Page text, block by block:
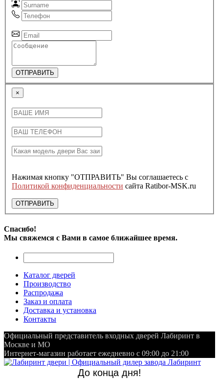
ОТПРАВИТЬ
×
Нажимая кнопку "ОТПРАВИТЬ" Вы соглашаетесь с
Политикой конфиденциальности сайта Ratibor-MSK.ru
ОТПРАВИТЬ
Спасибо!
Мы свяжемся с Вами в самое ближайшее время.
Каталог дверей
Производство
Распродажа
Заказ и оплата
Доставка и установка
Контакты
Официальный представитель входных дверей Лабиринт в
Москве и МО
Интернет-магазин работает ежедневно с 09:00 до 21:00
До конца дня!